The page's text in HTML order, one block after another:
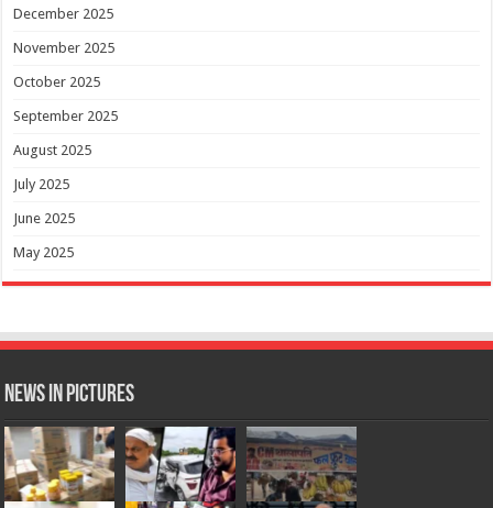
December 2025
November 2025
October 2025
September 2025
August 2025
July 2025
June 2025
May 2025
News in Pictures